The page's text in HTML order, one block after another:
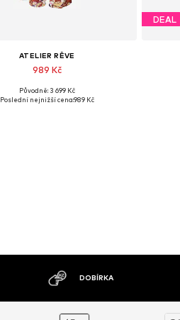
ATELIER RÊVE
989 Kč
Dostupné velikosti: 34
Původně: 3 699 Kč
Poslední nejnižší cena:989 Kč
DEAL
MOŽNOST VRÁCENÍ ZBOŽÍ DO 30 DNŮ